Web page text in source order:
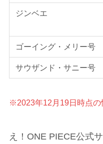
ジンベエ
ゴーイング・メリー号
サウザンド・サニー号
※2023年12月19日時点の
え！ONE PIECE公式